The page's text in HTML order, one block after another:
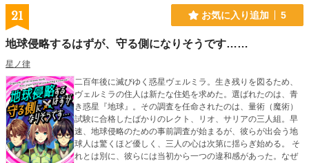
21 お気に入り追加 5
地球侵略するはずが、守る側になりそうです……
星ノ律
二百年後に滅びゆく惑星ヴェルミラ。生き残りを図るため、
ヴェルミラの住人は新たな住処を求めた。選ばれたのは、青
き惑星『地球』。その調査を任命されたのは、量術（魔術）
試験に合格したばかりのレクト、リオ、サリアの三人組。早
速、地球侵略のための事前調査が始まるが、彼らが出会う地
球人は驚くほど優しく、三人の心は次第に揺らぎ始める。 そ
れとは別に、彼らには当初から一つの違和感があった。なぜ